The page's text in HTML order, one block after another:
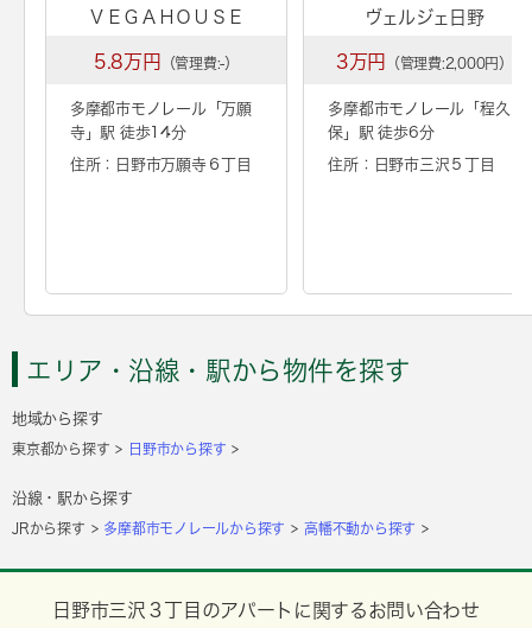
ＶＥＧＡＨＯＵＳＥ
5.8万円 （管理費:-）
多摩都市モノレール「万願
寺」駅 徒歩14分
住所：日野市万願寺６丁目
ヴェルジェ日野
3万円 （管理費:2,000円）
多摩都市モノレール「 程久
保 」駅 徒歩6分
住所：日野市三沢５丁目
エリア・沿線・駅から物件を探す
地域から探す
東京都から探す 日野市から探す
沿線・駅から探す
JRから探す 多摩都市モノレールから探す 高幡不動から探す
日野市三沢３丁目のアパートに関するお問い合わせ